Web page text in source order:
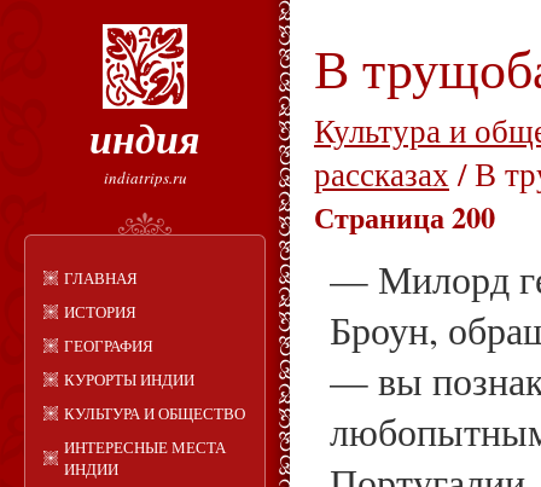
индия
indiatrips.ru
ГЛАВНАЯ
ИСТОРИЯ
ГЕОГРАФИЯ
КУРОРТЫ ИНДИИ
КУЛЬТУРА И ОБЩЕСТВО
ИНТЕРЕСНЫЕ МЕСТА
ИНДИИ
В
Культура и
рассказах/ В
Страница 200
— Милорд
Броун,
— вы